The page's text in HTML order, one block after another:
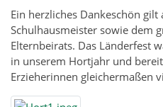
Ein herzliches Dankeschön
Schulhausmeister sowie dem
Elternbeirats. Das Länderfest
in unserem Hortjahr und
Erzieherinnen gleichermaßen